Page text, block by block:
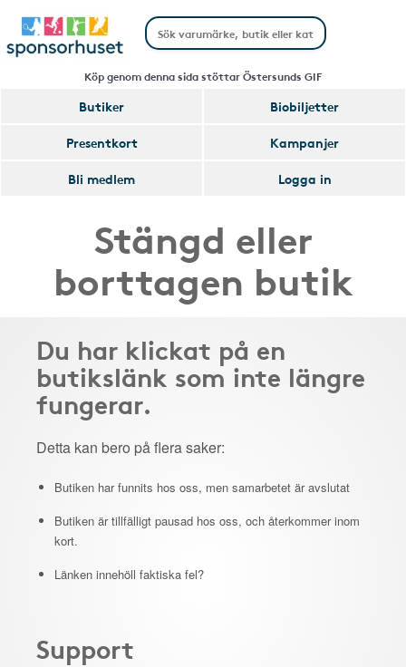
Köp genom denna sida stöttar Östersunds GIF
Butiker
Biobiljetter
Presentkort
Kampanjer
Bli medlem
Logga in
Stängd eller
borttagen butik
Du har klickat på en
butikslänk som inte längre
fungerar.
Detta kan bero på flera saker:
Butiken har funnits hos oss, men samarbetet är avslutat
Butiken är tillfälligt pausad hos oss, och återkommer inom
kort.
Länken innehöll faktiska fel?
Support